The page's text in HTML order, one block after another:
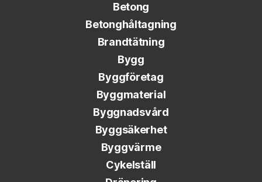
Betong
Betonghåltagning
Brandtätning
Bygg
Byggföretag
Byggmaterial
Byggnadsvård
Byggsäkerhet
Byggvärme
Cykelställ